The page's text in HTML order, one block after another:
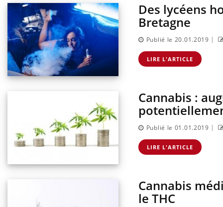
Des lycéens
Bretagne
Publié le 20.01.2019 |
LIRE L'ARTICLE
Cannabis :
Publié le 01.01.2019 |
LIRE L'ARTICLE
Cannabis
le THC